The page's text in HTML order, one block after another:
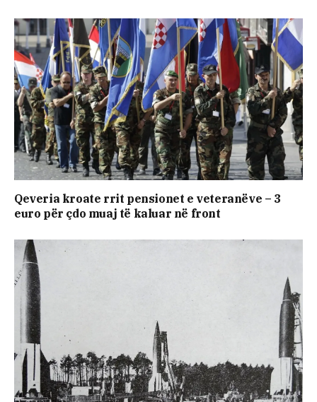
Qeveria kroate rrit pensionet e veteranëve – 3
euro për çdo muaj të kaluar në front